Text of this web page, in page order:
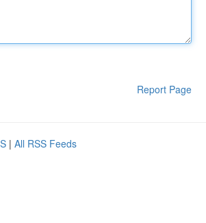
Report Page
| All RSS Feeds